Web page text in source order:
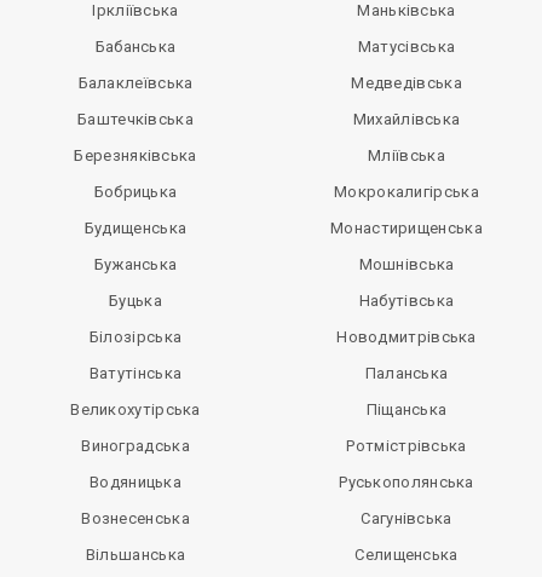
Іркліївська
Бабанська
Балаклеївська
Баштечківська
Березняківська
Бобрицька
Будищенська
Бужанська
Буцька
Білозірська
Ватутінська
Великохутірська
Виноградська
Водяницька
Вознесенська
Вільшанська
Маньківська
Матусівська
Медведівська
Михайлівська
Мліївська
Мокрокалигірська
Монастирищенська
Мошнівська
Набутівська
Новодмитрівська
Паланська
Піщанська
Ротмістрівська
Руськополянська
Сагунівська
Селищенська